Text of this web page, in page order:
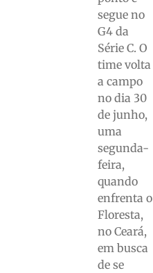
segue no
G4 da
Série C. O
time volta
a campo
no dia 30
de junho,
uma
segunda-
feira,
quando
enfrenta o
Floresta,
no Ceará,
em busca
de se